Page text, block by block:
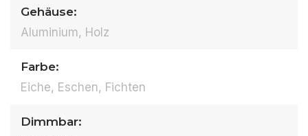
Gehäuse:
Aluminium, Holz
Farbe:
Eiche, Eschen, Fichten
Dimmbar: